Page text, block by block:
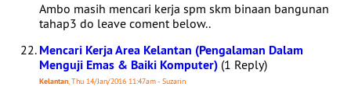
Ambo masih mencari kerja spm skm binaan bangunan
tahap3 do leave coment below..
Mencari Kerja Area Kelantan (Pengalaman Dalam
Menguji Emas & Baiki Komputer) (1 Reply)
Kelantan, Thu 14/Jan/2016 11:47am - Suzarin